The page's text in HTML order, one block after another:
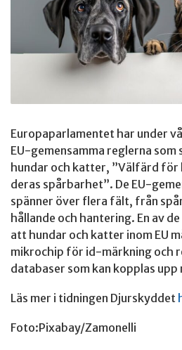
Europaparlamentet har under
EU-gemensamma reglerna som
hundar och katter, ”Välfärd för
deras spårbarhet”. De EU-
spänner över flera fält, från
hållande och hantering. En av
att hundar och katter inom EU
mikrochip för id-märkning och
databaser som kan kopplas upp
Läs mer i tidningen Djurskyddet
Foto:Pixabay/Zamonelli